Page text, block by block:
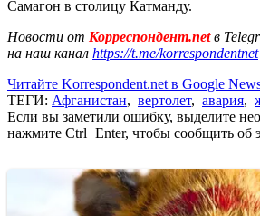
Самагон в столицу Катманду.
Новости от Корреспондент.netв
на наш канал https://t.me/korrespondentnet
Читайте Korrespondent.net в Google
ТЕГИ: Афганистан, вертолет, авария,
Если вы заметили ошибку, выделите
нажмите Ctrl+Enter, чтобы сообщить об